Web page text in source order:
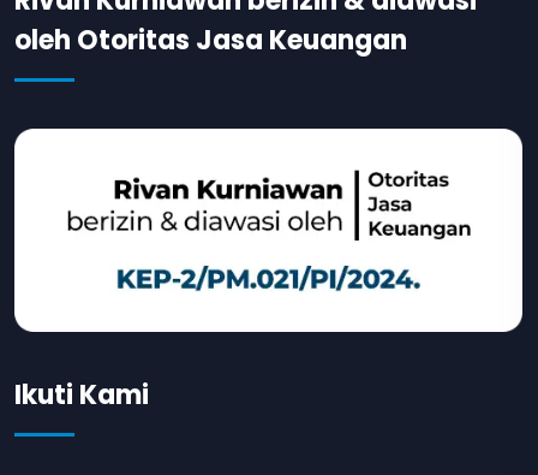
oleh Otoritas Jasa Keuangan
Ikuti Kami